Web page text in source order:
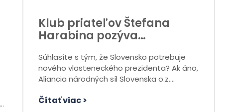
Klub priateľov Štefana
Harabina pozýva…
Súhlasíte s tým, že Slovensko potrebuje
nového vlasteneckého prezidenta? Ak áno,
Aliancia národných síl Slovenska o.z.
Čítať viac >